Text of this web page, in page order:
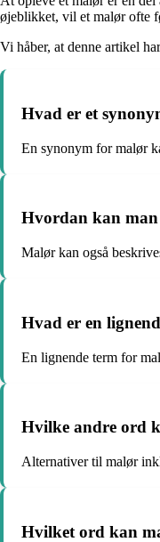
øjeblikket, vil et malør ofte
Vi håber, at denne artikel
Hvad er et
En synonym for malør
Hvordan kan man
Malør kan også
Hvad er en
En lignende term for
Hvilke andre ord
Alternativer til malør
Hvilket ord kan